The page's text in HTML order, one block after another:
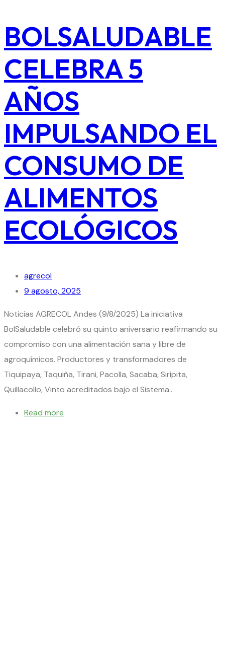
BOLSALUDABLE
CELEBRA 5
AÑOS
IMPULSANDO EL
CONSUMO DE
ALIMENTOS
ECOLÓGICOS
agrecol
9 agosto, 2025
Noticias AGRECOL Andes (9/8/2025) La iniciativa
BolSaludable celebró su quinto aniversario reafirmando su
compromiso con una alimentación sana y libre de
agroquímicos. Productores y transformadores de
Tiquipaya, Taquiña, Tirani, Pacolla, Sacaba, Siripita,
Quillacollo, Vinto acreditados bajo el Sistema..
Read more